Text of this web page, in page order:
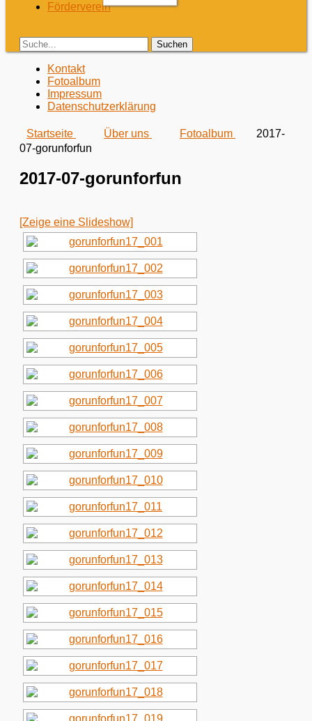
Förderverein
Search
Suche
für:
Zweites
Menü
Zum
Inhalt:
Kontakt
Fotoalbum
Impressum
Datenschutzerklärung
Startseite Über uns Fotoalbum
2017-
07-gorunforfun
2017-07-gorunforfun
[Zeige eine Slideshow]